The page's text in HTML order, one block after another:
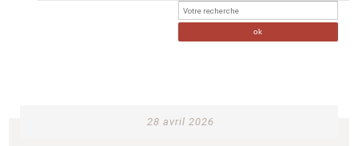
28 avril 2026